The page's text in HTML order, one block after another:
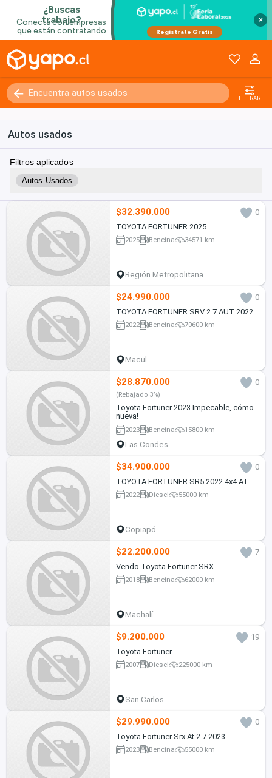
×
FILTRAR
Autos usados
Filtros aplicados
Autos Usados
$32.390.000
0
TOYOTA FORTUNER 2025
2025 Bencina 34571 km
Región Metropolitana
$24.990.000
0
TOYOTA FORTUNER SRV 2.7 AUT 2022
2022 Bencina 70600 km
Macul
$28.870.000 0
(Rebajado 3%)
Toyota Fortuner 2023 Impecable, cómo
nueva!
2023 Bencina 15800 km
Las Condes
$34.900.000
0
TOYOTA FORTUNER SR5 2022 4x4 AT
2022 Diesel 55000 km
Copiapó
$22.200.000
7
Vendo Toyota Fortuner SRX
2018 Bencina 62000 km
Machalí
$9.200.000
19
Toyota Fortuner
2007 Diesel 225000 km
San Carlos
$29.990.000
0
Toyota Fortuner Srx At 2.7 2023
2023 Bencina 55000 km